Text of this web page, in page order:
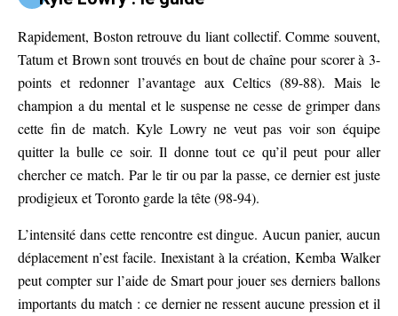
Rapidement, Boston retrouve du liant collectif. Comme souvent,
Tatum et Brown sont trouvés en bout de chaîne pour scorer à 3-
points et redonner l’avantage aux Celtics (89-88). Mais le
champion a du mental et le suspense ne cesse de grimper dans
cette fin de match. Kyle Lowry ne veut pas voir son équipe
quitter la bulle ce soir. Il donne tout ce qu’il peut pour aller
chercher ce match. Par le tir ou par la passe, ce dernier est juste
prodigieux et Toronto garde la tête (98-94).
L’intensité dans cette rencontre est dingue. Aucun panier, aucun
déplacement n’est facile. Inexistant à la création, Kemba Walker
peut compter sur l’aide de Smart pour jouer ses derniers ballons
importants du match : ce dernier ne ressent aucune pression et il